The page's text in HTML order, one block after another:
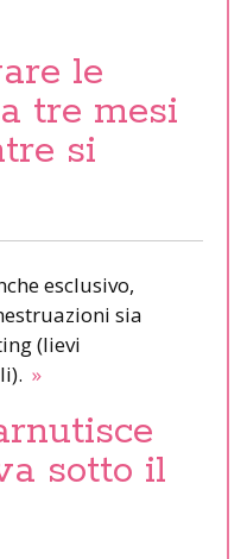
le
tre mesi
si
esclusivo,
sia
(lievi
»
sotto il